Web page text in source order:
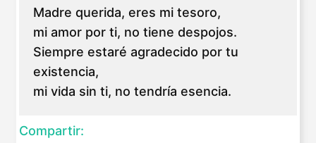
Madre querida, eres mi tesoro,
mi amor por ti, no tiene despojos.
Siempre estaré agradecido por tu
existencia,
mi vida sin ti, no tendría esencia.
Compartir: